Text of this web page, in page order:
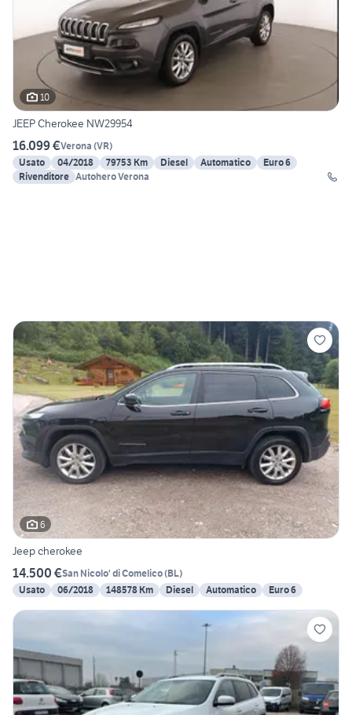
10
JEEP Cherokee NW29954
16.099 €Verona (VR)
Usato
04/2018 79753 Km Diesel Automatico
Euro 6
Rivenditore Autohero Verona
6
Jeep cherokee
14.500 €San Nicolo' di Comelico(BL)
Usato
06/2018 148578 Km Diesel Automatico Euro 6